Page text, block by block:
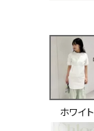
ホワイト